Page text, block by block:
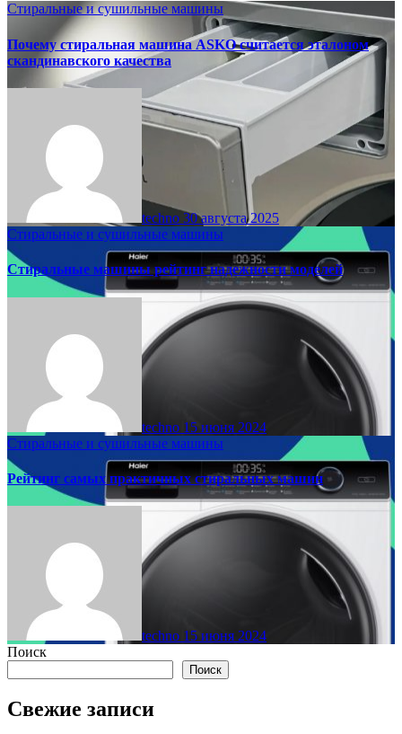
Стиральные и сушильные машины
Почему стиральная машина ASKO считается эталоном
скандинавского качества
techno 30 августа 2025
Стиральные и сушильные машины
Стиральные машины рейтинг надежности моделей
techno 15 июня 2024
Стиральные и сушильные машины
Рейтинг самых практичных стиральных машин
techno 15 июня 2024
Поиск
Поиск
Свежие записи